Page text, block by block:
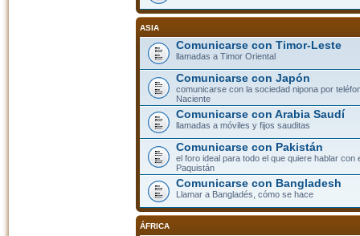
ASIA
Comunicarse con Timor-Leste
llamadas a Timor Oriental
Comunicarse con Japón
comunicarse con la sociedad nipona por
Naciente
Comunicarse con Arabia Saudí
llamadas a móviles y fijos sauditas
Comunicarse con Pakistán
el foro ideal para todo el que quiere hablar con
Paquistán
Comunicarse con Bangladesh
Llamar a Bangladés, cómo se hace
ÁFRICA